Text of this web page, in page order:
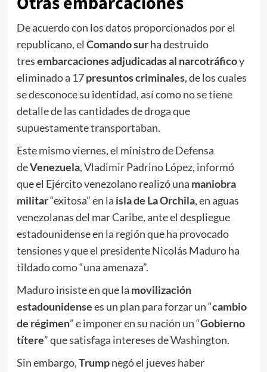
De acuerdo con los datos proporcionados por el
republicano, el Comando surha destruido
tresembarcaciones adjudicadas al narcotráficoy
eliminado a 17presuntos criminales, de los cuales
se desconoce su identidad, así como no se tiene
detalle de las cantidades de droga que
supuestamente transportaban.
Este mismo viernes, el ministro de Defensa
deVenezuela, Vladimir Padrino López, informó
que el Ejército venezolano realizó una maniobra
militar“exitosa” en la isla de La Orchila, en aguas
venezolanas del mar Caribe, ante el despliegue
estadounidense en la región que ha provocado
tensiones y que el presidente Nicolás Maduro ha
tildado como “una amenaza”.
Maduro insiste en que la movilización
estadounidensees un plan para forzar un “cambio
de régimen” e imponer en su nación un “Gobierno
títere” que satisfaga intereses de Washington.
Sin embargo,Trumpnegó el jueves haber